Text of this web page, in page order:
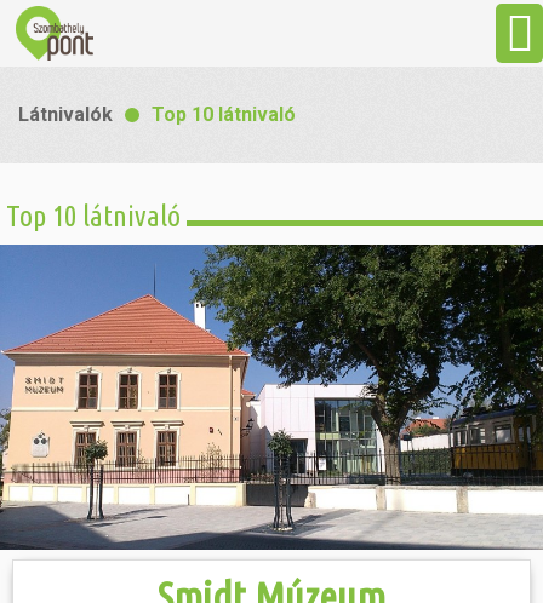
Látnivalók
Gasztronómia
Szállás
Sport
Szabadidő
Látnivalók Top 10 látnivaló
Top 10 látnivaló